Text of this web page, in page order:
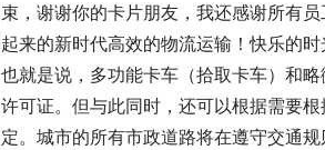
束，谢谢你的卡片朋友，我还感谢所有
起来的新时代高效的物流运输！快乐的
也就是说，多功能卡车（拾取卡车）和
许可证。但与此同时，还可以根据需要
定。城市的所有市政道路将在遵守交通